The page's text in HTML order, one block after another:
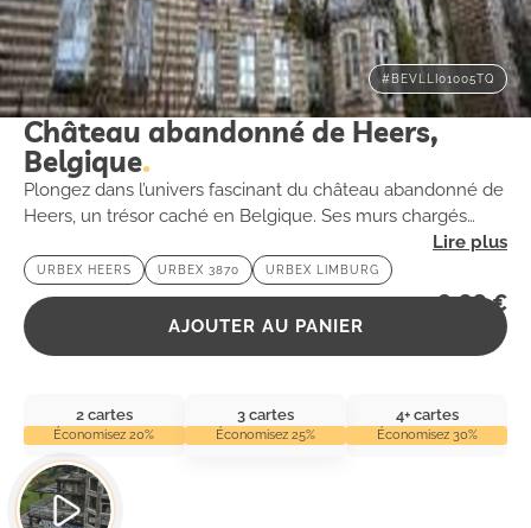
#BEVLLI01005TQ
Château abandonné de Heers,
Belgique
Plongez dans l’univers fascinant du château abandonné de
Heers, un trésor caché en Belgique. Ses murs chargés
d’histoire et son atmosphère mystérieuse vous attendent
pour une exploration inoubliable !
URBEX HEERS URBEX 3870 URBEX LIMBURG
2,99€
AJOUTER AU PANIER
2 cartes
Économisez 20%
3 cartes
Économisez 25%
4+ cartes
Économisez 30%